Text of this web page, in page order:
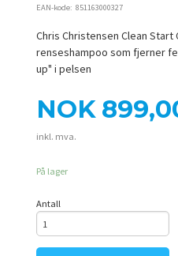
EAN-kode: 851163000327
Chris Christensen Clean
renseshampoo som fjerner
up" i pelsen
Pris
NOK
inkl. mva.
På lager
Antall